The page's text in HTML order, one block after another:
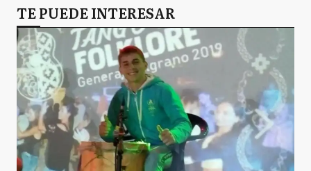
TE PUEDE INTERESAR